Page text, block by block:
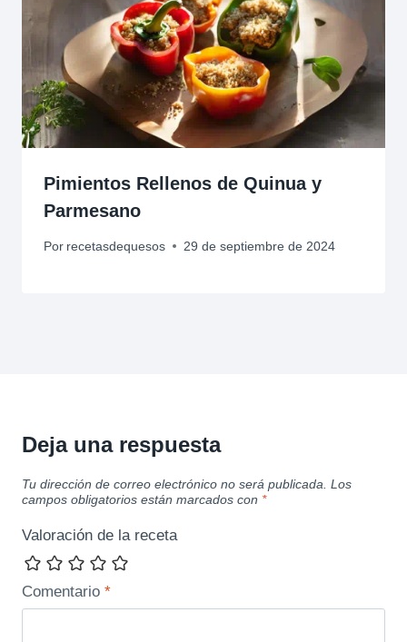
Pimientos Rellenos de Quinua y
Parmesano
Por recetasdequesos 29 de septiembre de 2024
Deja una respuesta
Tu dirección de correo electrónico no será publicada. Los
campos obligatorios están marcados con *
Valoración de la receta
Comentario *